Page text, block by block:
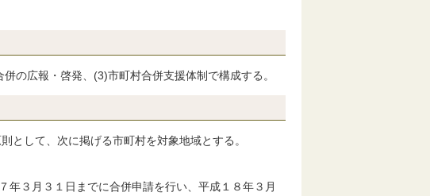
の広報・啓発、(3)市町村合併支援体制で構成する。
として、次に掲げる市町村を対象地域とする。
３月３１日までに合併申請を行い、平成１８年３月